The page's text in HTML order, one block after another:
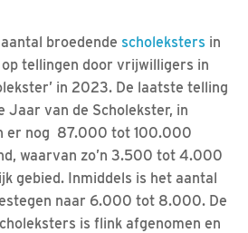
broedende scholeksters in
tellingen door vrijwilligers in
in 2023. De laatste telling
Jaar van de Scholekster, in
er nog 87.000 tot 100.000
waarvan zo’n 3.500 tot 4.000
gebied. Inmiddels is het aantal
naar 6.000 tot 8.000. De
is flink afgenomen en